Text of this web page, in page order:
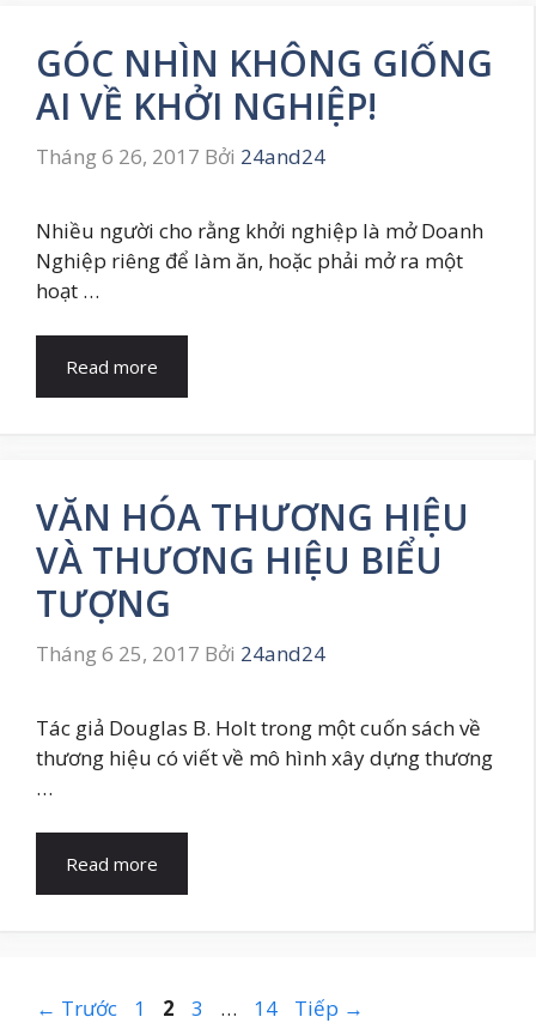
GÓC NHÌN KHÔNG GIỐNG
AI VỀ KHỞI NGHIỆP!
Tháng 6 26, 2017 Bởi 24and24
Nhiều người cho rằng khởi nghiệp là mở Doanh
Nghiệp riêng để làm ăn, hoặc phải mở ra một
hoạt …
Read more
VĂN HÓA THƯƠNG HIỆU
VÀ THƯƠNG HIỆU BIỂU
TƯỢNG
Tháng 6 25, 2017 Bởi 24and24
Tác giả Douglas B. Holt trong một cuốn sách về
thương hiệu có viết về mô hình xây dựng thương
…
Read more
← Trước Trang
1 Trang
2 Trang
3 … Trang
14 Tiếp →